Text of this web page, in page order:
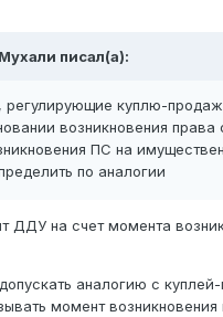
писал(а):
регулирующие куплю-
возникновения права
ПС на
по аналогии
ДДУ на счет момента
аналогию с
момент возникновения